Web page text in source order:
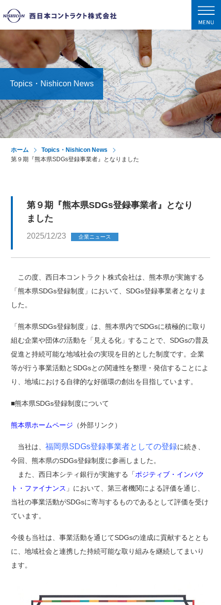
nav
Topics・Nishicon News
ホーム
Topics・Nishicon News
第９期『熊本県SDGs登録事業者』となりました
第９期『熊本県SDGs登録事業者』となり
ました
2025/12/23 企業ニュース
この度、西日本コントラクト株式会社は、熊本県が実施する
「熊本県SDGs登録制度」において、SDGs登録事業者となりま
した。
「熊本県SDGs登録制度」は、熊本県内でSDGsに積極的に取り
組む企業や団体の活動を「見える化」することで、SDGsの普及
促進と持続可能な地域社会の実現を目的とした制度です。企業
等が行う事業活動とSDGsとの関連性を整理・発信することによ
り、地域における自律的な好循環の創出を目指しています。
■熊本県SDGs登録制度について
熊本県ホームページ （外部リンク）
当社は、福岡県SDGs登録事業者としての登録に続き、
今回、熊本県のSDGs登録制度に参画しました。
また、西日本シティ銀行が実施する「ポジティブ・インパク
ト・ファイナンス 」において、第三者機関による評価を通じ、
当社の事業活動がSDGsに寄与するものであるとして評価を受け
ています。
今後も当社は、事業活動を通じてSDGsの達成に貢献するととも
に、地域社会と連携した持続可能な取り組みを継続してまいり
ます。